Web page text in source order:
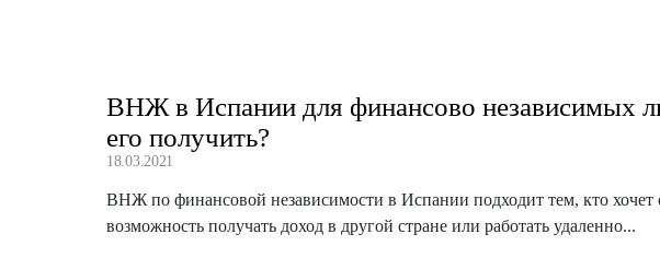
ВНЖ в Испании для финансово независимых
его получить?
18.03.2021
ВНЖ по финансовой независимости в Испании подходит тем, кто хочет
возможность получать доход в другой стране или работать удаленно...